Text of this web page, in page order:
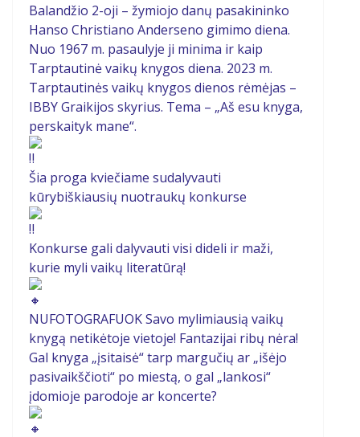
Balandžio 2-oji – žymiojo danų pasakininko
Hanso Christiano Anderseno gimimo diena.
Nuo 1967 m. pasaulyje ji minima ir kaip
Tarptautinė vaikų knygos diena. 2023 m.
Tarptautinės vaikų knygos dienos rėmėjas –
IBBY Graikijos skyrius. Tema – „Aš esu knyga,
perskaityk mane“.
Šia proga kviečiame sudalyvauti
kūrybiškiausių nuotraukų konkurse
Konkurse gali dalyvauti visi dideli ir maži,
kurie myli vaikų literatūrą!
NUFOTOGRAFUOK Savo mylimiausią vaikų
knygą netikėtoje vietoje! Fantazijai ribų nėra!
Gal knyga „įsitaisė“ tarp margučių ar „išėjo
pasivaikščioti“ po miestą, o gal „lankosi“
įdomioje parodoje ar koncerte?